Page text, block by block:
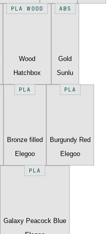
PLA WOOD
Wood
Hatchbox
ABS
Gold
Sunlu
PLA
Bronze filled
Elegoo
PLA
Burgundy Red
Elegoo
PLA
Galaxy Peacock Blue